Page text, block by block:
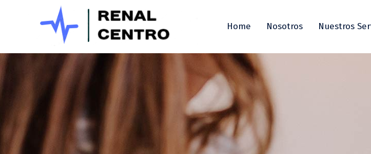
Home Nosotros Nuestros